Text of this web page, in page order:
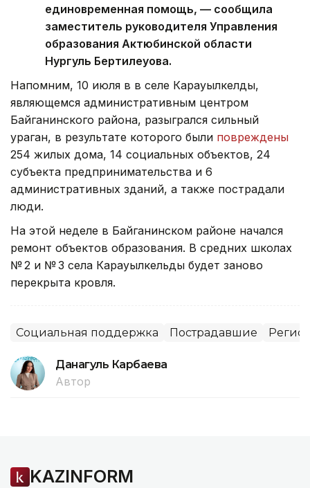
единовременная помощь, — сообщила
заместитель руководителя Управления
образования Актюбинской области
Нургуль Бертилеуова.
Напомним, 10 июля в в селе Карауылкелды,
являющемся административным центром
Байганинского района, разыгрался сильный
ураган, в результате которого были повреждены
254 жилых дома, 14 социальных объектов, 24
субъекта предпринимательства и 6
административных зданий, а также пострадали
люди.
На этой неделе в Байганинском районе начался
ремонт объектов образования. В средних школах
№ 2 и № 3 села Карауылкельды будет заново
перекрыта кровля.
Социальная поддержка Пострадавшие
Данагуль Карбаева
Автор
KAZINFORM